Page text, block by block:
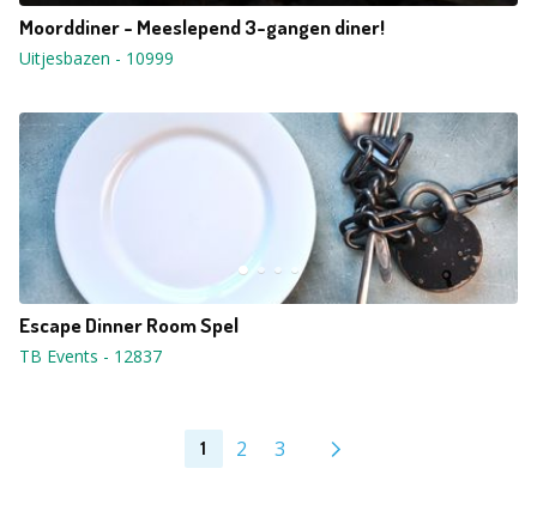
Moorddiner - Meeslepend 3-gangen diner!
Uitjesbazen - 10999
Escape Dinner Room Spel
TB Events - 12837
1 2 3